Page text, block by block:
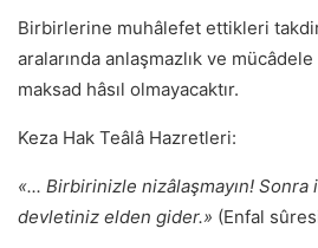
Birbirlerine muhâlefet ettikleri
aralarında anlaşmazlık ve
maksad hâsıl olmayacaktır.
Keza Hak Teâlâ Hazretleri:
«... Birbirinizle nizâlaşmayın!
devletiniz elden gider.» (Enfal